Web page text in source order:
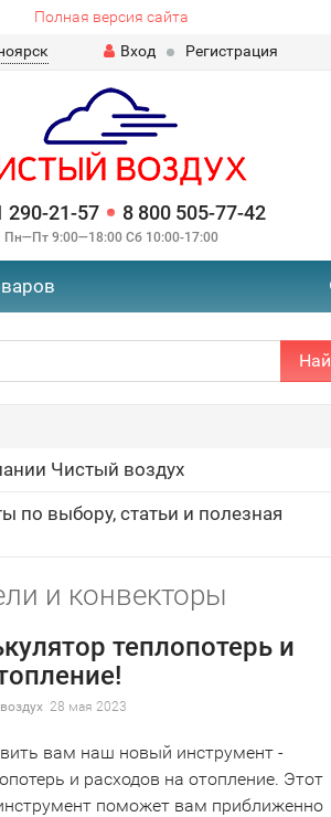
Полная версия сайта
Вход Регистрация
290-21-57 8 800 505-77-42
Пн—Пт 9:00—18:00 Сб 10:00-17:00
Чистый воздух
по выбору, статьи и полезная
и конвекторы
теплопотерь и
28 мая 2023
вам наш новый инструмент -
и расходов на отопление. Этот
поможет вам приближенно